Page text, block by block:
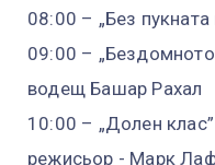
08:00 – „Без
09:00 –
водещ Башар Рахал
10:00 – „Долен
режисьор - Марк